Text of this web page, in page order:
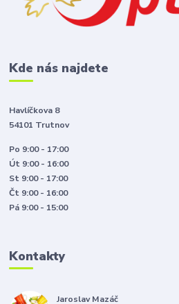
Kde nás najdete
Havlíčkova 8
54101 Trutnov
Po 9:00 - 17:00
Út 9:00 - 16:00
St 9:00 - 17:00
Čt 9:00 - 16:00
Pá 9:00 - 15:00
Kontakty
Jaroslav Mazáč